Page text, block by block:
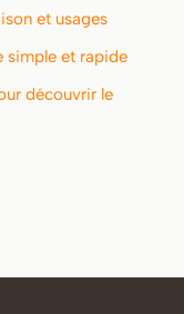
et usages
simple et rapide
découvrir le